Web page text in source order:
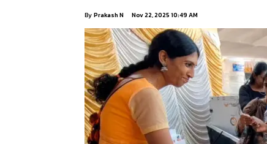
By Prakash N Nov 22, 2025 10:49 AM